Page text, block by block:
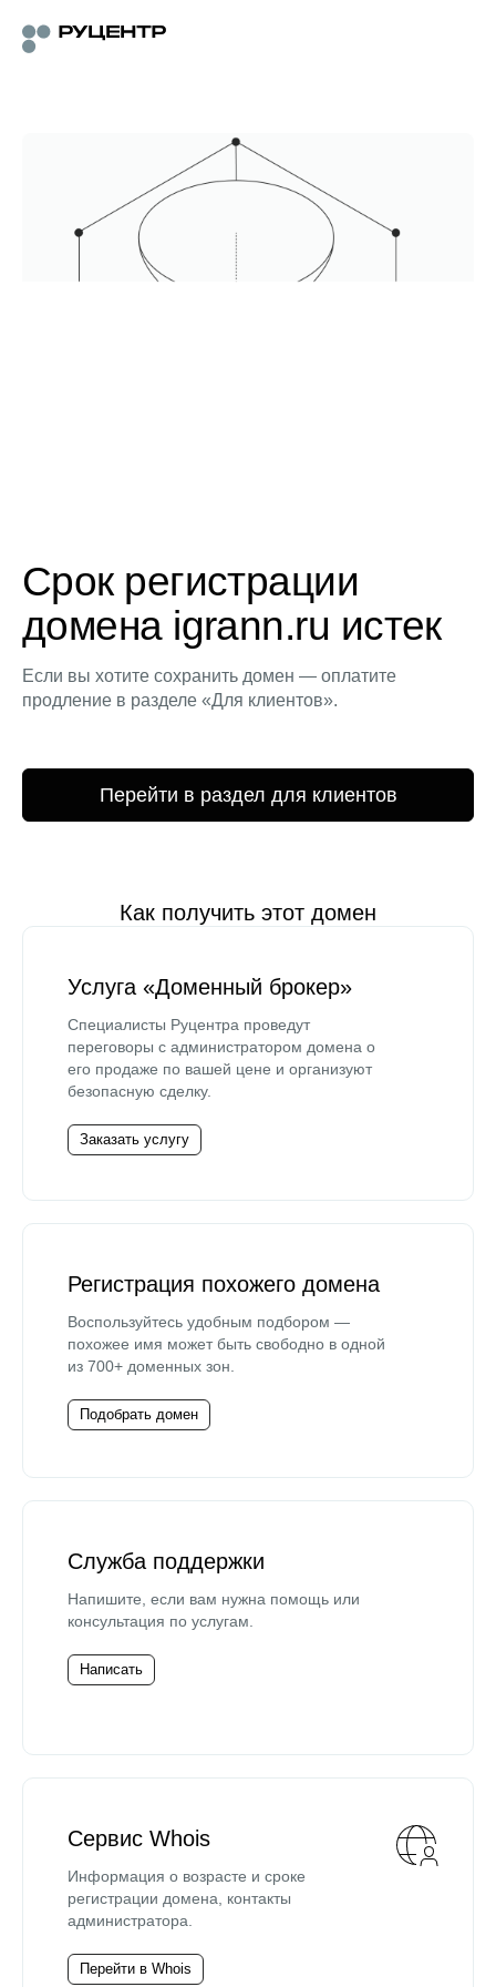
Срок регистрации
домена igrann.ru истек
Если вы хотите сохранить домен — оплатите
продление в разделе «Для клиентов».
Перейти в раздел для клиентов
Как получить этот домен
Услуга «Доменный брокер»
Специалисты Руцентра проведут
переговоры с администратором домена о
его продаже по вашей цене и организуют
безопасную сделку.
Заказать услугу
Регистрация похожего домена
Воспользуйтесь удобным подбором —
похожее имя может быть свободно в одной
из 700+ доменных зон.
Подобрать домен
Служба поддержки
Напишите, если вам нужна помощь или
консультация по услугам.
Написать
Сервис Whois
Информация о возрасте и сроке
регистрации домена, контакты
администратора.
Перейти в Whois